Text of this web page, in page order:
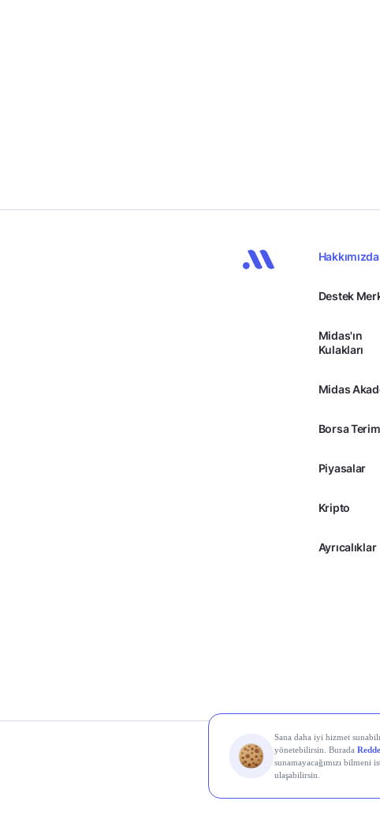
Hakkımızda
Destek
Midas'ın
Kulakları
Midas
Borsa
Piyasalar
Kripto
Ayrıcalıklar
© 2026 Midas Finansal